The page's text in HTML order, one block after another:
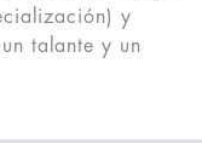
y
talante y un